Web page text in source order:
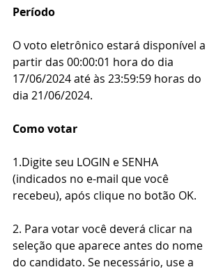
Período
O voto eletrônico estará disponível a
partir das 00:00:01 hora do dia
17/06/2024 até às 23:59:59 horas do
dia 21/06/2024.
Como votar
1.Digite seu LOGIN e SENHA
(indicados no e-mail que você
recebeu), após clique no botão OK.
2. Para votar você deverá clicar na
seleção que aparece antes do nome
do candidato. Se necessário, use a